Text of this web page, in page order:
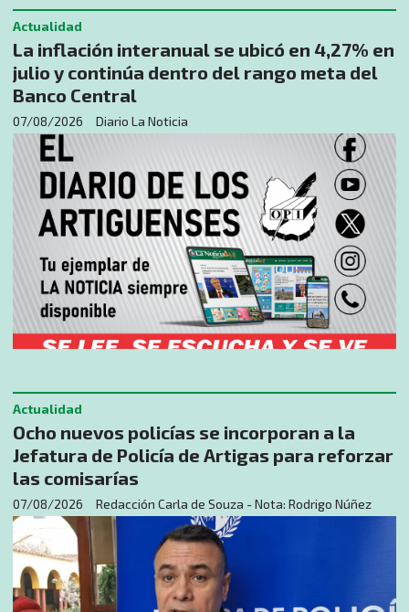
La inflación interanual se ubicó en 4,27% en
julio y continúa dentro del rango meta del
Banco Central
Diario La Noticia
Actualidad
07/08/2026
Ocho nuevos policías se incorporan a la
Jefatura de Policía de Artigas para reforzar
las comisarías
Redacción Carla de Souza - Nota: Rodrigo Núñez
Actualidad
07/08/2026